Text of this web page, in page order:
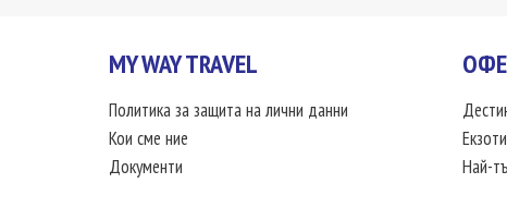
MY WAY TRAVEL
Политика за защита на лични данни
Кои сме ние
Документи
Най-